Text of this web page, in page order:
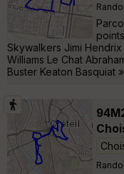
Skywalkers Jimi
Williams Le Chat
Buster Keaton Basquiat »